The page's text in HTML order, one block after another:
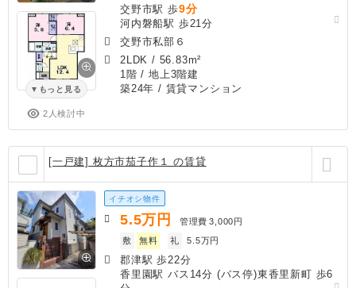
もっと見る
2人検討中
交野市駅 歩9分
河内磐船駅 歩21分
交野市私部６
2LDK / 56.83m²
1階 / 地上3階建
築24年 / 賃貸マンション
[一戸建] 枚方市茄子作１ の賃貸
イチオシ物件
5.5万円 管理費 3,000円
敷
無料 礼 5.5万円
郡津駅 歩22分
香里園駅 バス14分 (バス停)東香里新町 歩6